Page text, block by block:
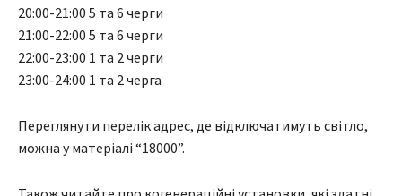
20:00-21:00 5 та 6 черги
21:00-22:00 5 та 6 черги
22:00-23:00 1 та 2 черги
23:00-24:00 1 та 2 черга
Переглянути перелік адрес, де відключатимуть світло,
можна у матеріалі “18000”.